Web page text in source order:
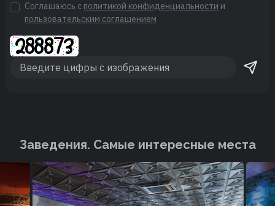
Соглашаюсь с политикой конфиденциальности и
пользовательским соглашением
Заведения. Cамые интересные места